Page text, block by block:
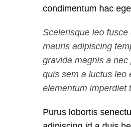
condimentum hac
Scelerisque leo
mauris adipiscing
gravida magnis a
quis sem a luctus leo
elementum imperdiet
Purus lobortis